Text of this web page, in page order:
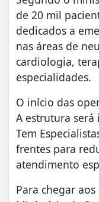
de 20 mil
dedicados a
nas áreas de
cardiologia,
especialidades.
O início das
A estrutura
Tem
frentes para
atendimento
Para chegar